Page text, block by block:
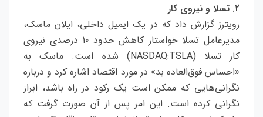
2. تسلا و نیروی کار
رویترز گزارش داد که در یک ایمیل داخلی، ایلان ماسک،
مدیرعامل تسلا خواستار کاهش حدود 10 درصدی نیروی
کار تسلا (NASDAQ:TSLA) شده است. ماسک به
«احساس فوق‌العاده بد» در مورد اقتصاد اشاره کرد و درباره
نگرانی‌هایی که ممکن است یک رکود در راه باشد، ابراز
نگرانی کرده است. این امر پس از آن صورت گرفت که